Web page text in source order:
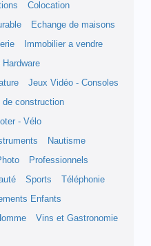
Colocation
Echange de maisons
Immobilier a vendre
Hardware
Jeux Vidéo - Consoles
de construction
- Vélo
Nautisme
Professionnels
Sports
Téléphonie
Enfants
Vins et Gastronomie